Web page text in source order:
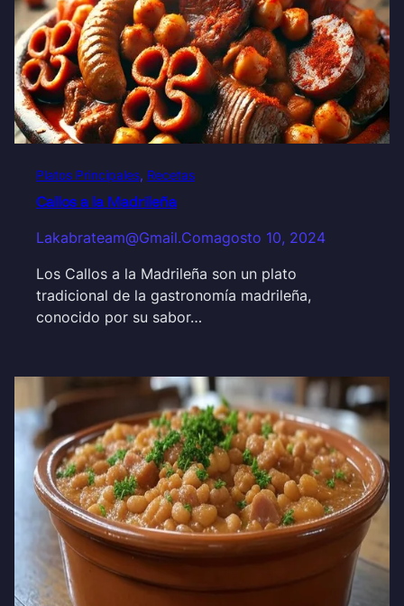
Platos Principales, Recetas
Callos a la Madrileña
Lakabrateam@gmail.comagosto 10, 2024
Los Callos a la Madrileña son un plato
tradicional de la gastronomía madrileña,
conocido por su sabor…